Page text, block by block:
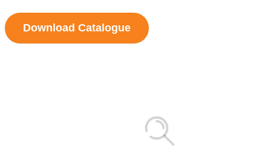
Download Catalogue